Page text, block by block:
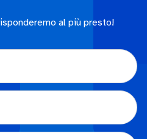
al più presto!